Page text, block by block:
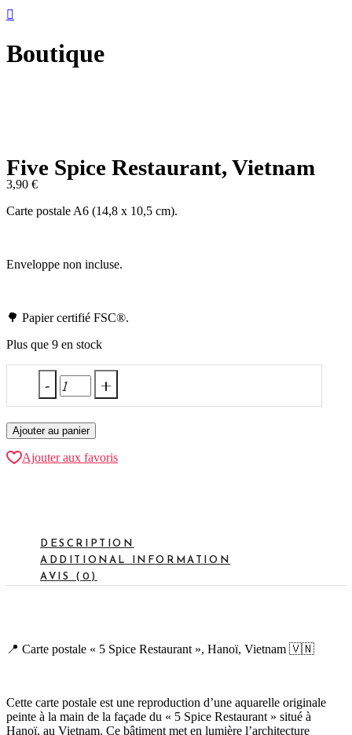
Boutique
Five Spice Restaurant, Vietnam
3,90 €
Carte postale A6 (14,8 x 10,5 cm).
Enveloppe non incluse.
🌳 Papier certifié FSC®.
Plus que 9 en stock
Five
Spice
Restaurant,
Vietnam
Ajouter au panier
Ajouter aux favoris
DESCRIPTION
ADDITIONAL INFORMATION
AVIS (0)
📍 Carte postale « 5 Spice Restaurant », Hanoï, Vietnam 🇻🇳
Cette carte postale est une reproduction d’une aquarelle originale
peinte à la main de la façade du « 5 Spice Restaurant » situé à
Hanoï, au Vietnam. Ce bâtiment met en lumière l’architecture